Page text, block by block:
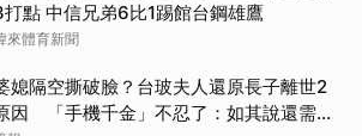
打點 中信兄弟6比1踢館台鋼雄鷹
來體育新聞
媳隔空撕破臉？台玻夫人還原長子離世2
因 「手機千金」不忍了：如其說還需要